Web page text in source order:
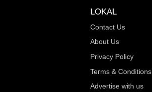
LOKAL
Contact Us
About Us
Privacy Policy
Terms & Conditions
Advertise with us